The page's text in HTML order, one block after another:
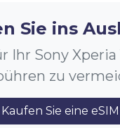
Sie ins
Ihr Sony
zu
Kaufen Sie eine eSIM